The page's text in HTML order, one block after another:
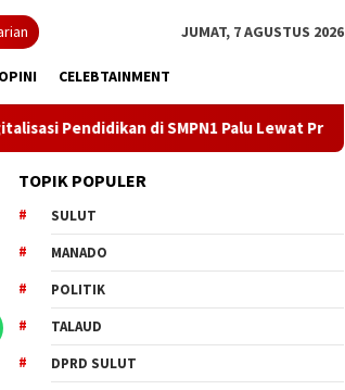
JUMAT, 7 AGUSTUS 2026
OPINI CELEBTAINMENT
SMPN1 Palu Lewat Program TJSL
TOPIK POPULER
SULUT
MANADO
POLITIK
TALAUD
DPRD SULUT